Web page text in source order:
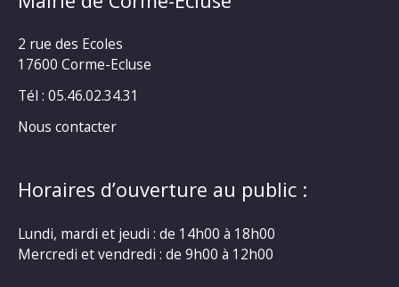
2 rue des Ecoles
17600 Corme-Ecluse
Tél : 05.46.02.34.31
Nous contacter
Horaires d’ouverture au public :
Lundi, mardi et jeudi : de 14h00 à 18h00
Mercredi et vendredi : de 9h00 à 12h00